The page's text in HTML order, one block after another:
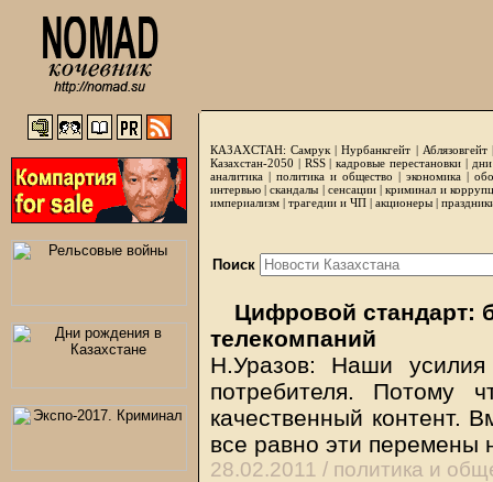
КАЗАХСТАН: Самрук |Нурбанкгейт | Аблязовгейт
Казахстан-2050 | RSS|кадровые перестановки|
аналитика | политика и общество | экономика |
интервью |скандалы | сенсации|криминал и
империализм | трагедии и ЧП | акционеры |
Поиск
Цифровой стандарт:
телекомпаний
Н.Уразов: Наши
потребителя. Потому
качественный контент.
все равно эти перемены
28.02.2011 / политика и